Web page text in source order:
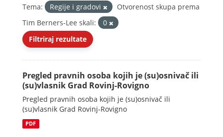
Tema:
Regije i gradovi
Otvorenost skupa prema
Tim Berners-Lee skali:
0
Filtriraj rezultate
Pregled pravnih osoba kojih je (su)osnivač ili
(su)vlasnik Grad Rovinj-Rovigno
Pregled pravnih osoba kojih je (su)osnivač ili
(su)vlasnik Grad Rovinj-Rovigno
PDF